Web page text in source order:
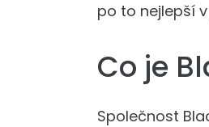
po to nejlepší
Co je
Společnost